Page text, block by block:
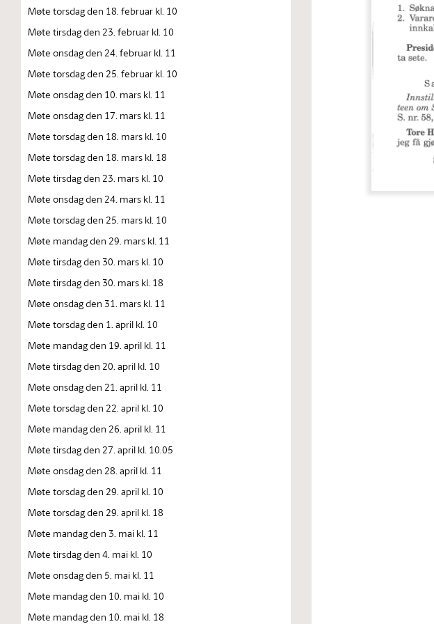
Møte torsdag den 18. februar kl. 10
Møte tirsdag den 23. februar kl. 10
Møte onsdag den 24. februar kl. 11
Møte torsdag den 25. februar kl. 10
Møte onsdag den 10. mars kl. 11
Møte onsdag den 17. mars kl. 11
Møte torsdag den 18. mars kl. 10
Møte torsdag den 18. mars kl. 18
Møte tirsdag den 23. mars kl. 10
Møte onsdag den 24. mars kl. 11
Møte torsdag den 25. mars kl. 10
Møte mandag den 29. mars kl. 11
Møte tirsdag den 30. mars kl. 10
Møte tirsdag den 30. mars kl. 18
Møte onsdag den 31. mars kl. 11
Møte torsdag den 1. april kl. 10
Møte mandag den 19. april kl. 11
Møte tirsdag den 20. april kl. 10
Møte onsdag den 21. april kl. 11
Møte torsdag den 22. april kl. 10
Møte mandag den 26. april kl. 11
Møte tirsdag den 27. april kl. 10.05
Møte onsdag den 28. april kl. 11
Møte torsdag den 29. april kl. 10
Møte torsdag den 29. april kl. 18
Møte mandag den 3. mai kl. 11
Møte tirsdag den 4. mai kl. 10
Møte onsdag den 5. mai kl. 11
Møte mandag den 10. mai kl. 10
Møte mandag den 10. mai kl. 18